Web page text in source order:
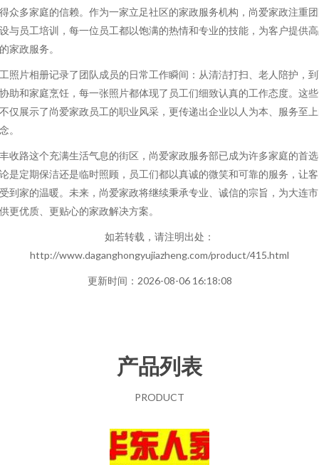
众多家庭的信赖。作为一家立足社区的家政服务机构，尚爱家政注重
与员工培训，每一位员工都以饱满的热情和专业的技能，为客户提供
家政服务。
照片相册记录了团队成员的日常工作瞬间：从清洁打扫、老人陪护，
助和家庭烹饪，每一张照片都体现了员工们细致认真的工作态度。这
仅展示了尚爱家政员工的职业风采，更传递出企业以人为本、服务至
。
收路这个充满生活气息的街区，尚爱家政服务部已成为许多家庭的首
是定期保洁还是临时照顾，员工们都以真诚的微笑和可靠的服务，让
到家的温暖。未来，尚爱家政将继续秉承专业、诚信的宗旨，为大连
更优质、更贴心的家政解决方案。
如若转载，请注明出处：
http://www.daganghongyujiazheng.com/product/415.html
更新时间：2026-08-06 16:18:08
产品列表
PRODUCT